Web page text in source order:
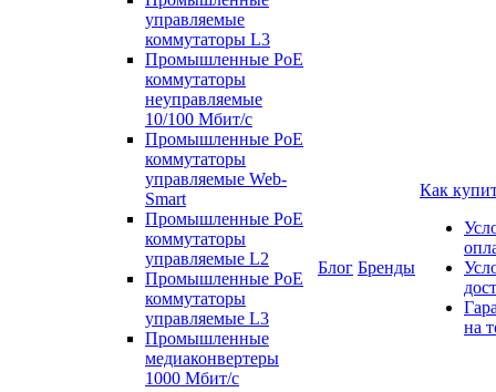
управляемые
коммутаторы L3
Промышленные PoE
коммутаторы
неуправляемые
10/100 Мбит/с
Промышленные PoE
коммутаторы
управляемые Web-
Smart
Промышленные PoE
коммутаторы
управляемые L2
Промышленные PoE
коммутаторы
управляемые L3
Промышленные
медиаконвертеры
1000 Мбит/с
Блог Бренды
Как
на